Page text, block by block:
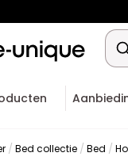
Bed collectie Bed